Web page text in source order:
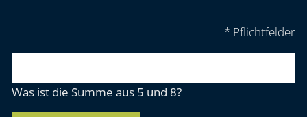
* Pflichtfelder
Was ist die Summe aus 5 und 8?